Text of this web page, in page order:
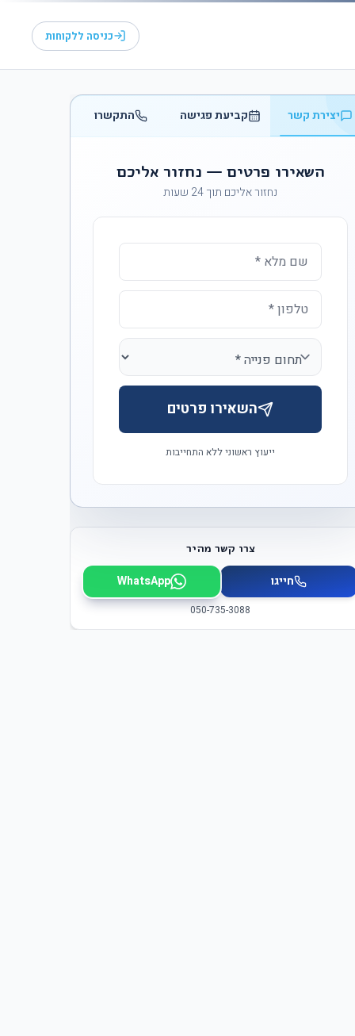
כניסה ללקוחות
יצירת קשר קביעת פגישה התקשרו
השאירו פרטים — נחזור אליכם
נחזור אליכם תוך 24 שעות
השאירו פרטים
ייעוץ ראשוני ללא התחייבות
צרו קשר מהיר
חייגו WhatsApp
050-735-3088